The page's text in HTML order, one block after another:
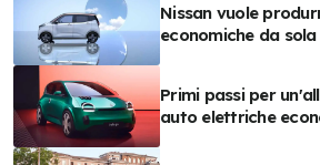
Nissan vuole
economiche da sola
Primi passi per
auto elettriche